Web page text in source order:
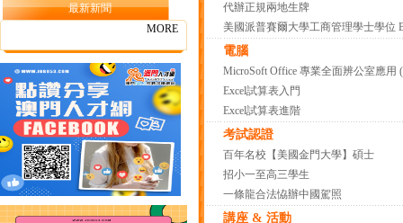
最新新聞
MORE
代辦正規兩地生牌
電腦
MicroSoft Office 專業全面辨公室應用
Excel試算表入門
Excel試算表進階
考試認證
百年名校【美國金門大學】碩士
招小一至高三學生
一條龍合法恊辦中國駕照
講座 & 活動